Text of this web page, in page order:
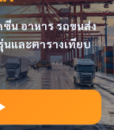
ซีน อาหาร รถขนส่ง
และตารางเทียบ